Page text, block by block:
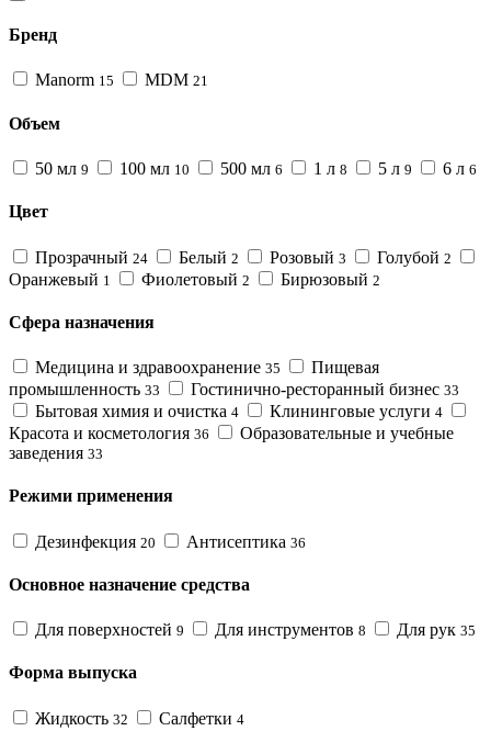
Бренд
Manorm 15 MDM 21
Объем
50 мл 9 100 мл 10 500 мл 6 1 л 8 5 л 9 6 л 6
Цвет
Прозрачный 24 Белый 2 Розовый 3 Голубой 2
Оранжевый 1 Фиолетовый 2 Бирюзовый 2
Сфера назначения
Медицина и здравоохранение 35
Пищевая
промышленность 33 Гостинично-ресторанный бизнес 33
Бытовая химия и очистка 4 Клининговые услуги 4
Красота и косметология 36
Образовательные и учебные
заведения 33
Режими применения
Дезинфекция 20 Антисептика 36
Основное назначение средства
Для поверхностей 9 Для инструментов 8 Для рук 35
Форма выпуска
Жидкость 32 Салфетки 4